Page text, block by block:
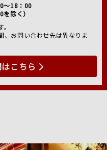
～18：00
除く）
お問い合わせ先は異なりま
こちら